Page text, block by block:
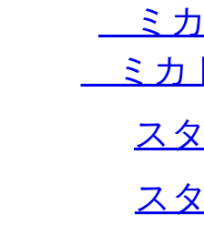
ミカ
ミカ
ス
ス